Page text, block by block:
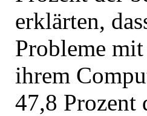
erklärten,
Probleme
ihrem
47,8 Prozent